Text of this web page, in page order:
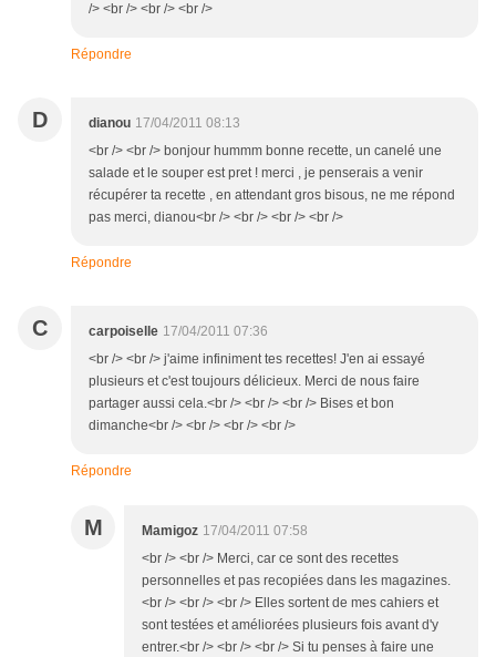
/> <br /> <br /> <br />
Répondre
D dianou 17/04/2011 08:13
<br /> <br /> bonjour hummm bonne recette, un canelé une
salade et le souper est pret ! merci , je penserais a venir
récupérer ta recette , en attendant gros bisous, ne me répond
pas merci, dianou<br /> <br /> <br /> <br />
Répondre
C carpoiselle 17/04/2011 07:36
<br /> <br /> j'aime infiniment tes recettes! J'en ai essayé
plusieurs et c'est toujours délicieux. Merci de nous faire
partager aussi cela.<br /> <br /> <br /> Bises et bon
dimanche<br /> <br /> <br /> <br />
Répondre
M Mamigoz 17/04/2011 07:58
<br /> <br /> Merci, car ce sont des recettes
personnelles et pas recopiées dans les magazines.
<br /> <br /> <br /> Elles sortent de mes cahiers et
sont testées et améliorées plusieurs fois avant d'y
entrer.<br /> <br /> <br /> Si tu penses à faire une